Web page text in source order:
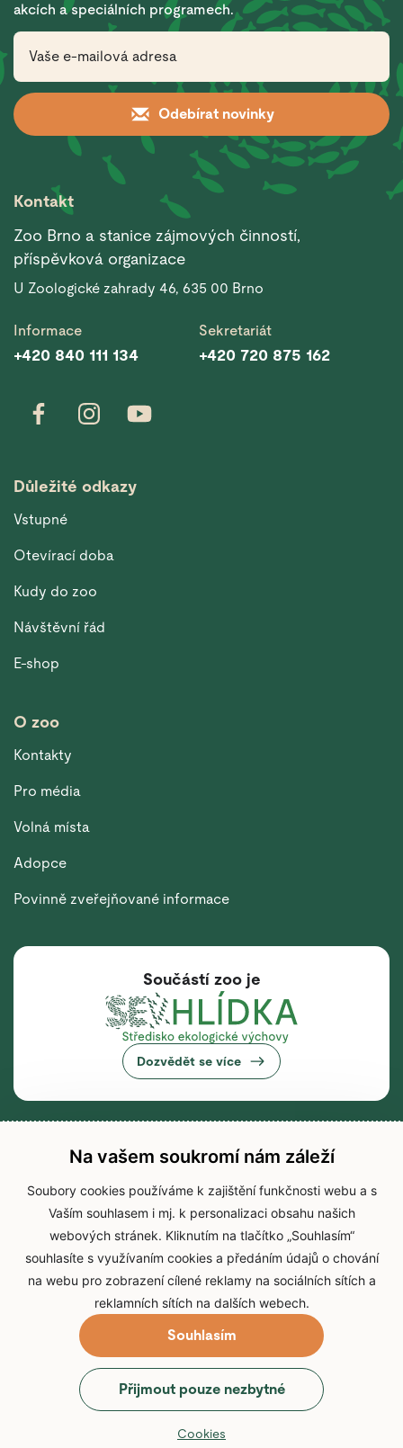
akcích a speciálních programech.
Odebírat novinky
Kontakt
Zoo Brno a stanice zájmových činností,
příspěvková organizace
U Zoologické zahrady 46, 635 00 Brno
Informace
+420 840 111 134
Sekretariát
+420 720 875 162
Důležité odkazy
Vstupné
Otevírací doba
Kudy do zoo
Návštěvní řád
E-shop
O zoo
Kontakty
Pro média
Volná místa
Adopce
Povinně zveřejňované informace
Součástí zoo je
Dozvědět se více
© 2026 Zoo Brno
Prohlášení o přístupnostiZpracování osobních údajů
Přihlášení do IS Zoo Brno
Web vytvořilwebProgress
Na vašem soukromí nám záleží
Soubory cookies používáme k zajištění funkčnosti webu a s
Vaším souhlasem i mj. k personalizaci obsahu našich
webových stránek. Kliknutím na tlačítko „Souhlasím“
souhlasíte s využívaním cookies a předáním údajů o chování
na webu pro zobrazení cílené reklamy na sociálních sítích a
reklamních sítích na dalších webech.
Souhlasím
Přijmout pouze nezbytné
Cookies